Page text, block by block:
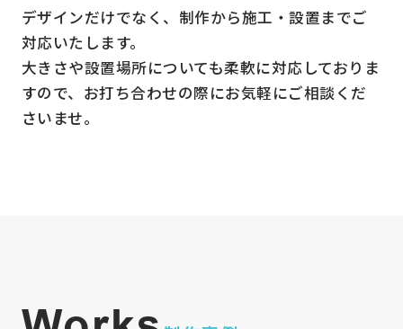
デザインだけでなく、制作から施工・設置までご
対応いたします。
大きさや設置場所についても柔軟に対応しておりま
すので、お打ち合わせの際にお気軽にご相談くだ
さいませ。